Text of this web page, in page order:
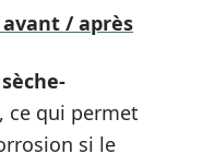
/ après
ce qui permet
si le